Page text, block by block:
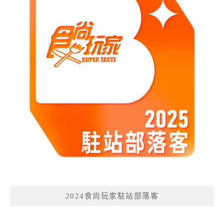
2024食尚玩家駐站部落客